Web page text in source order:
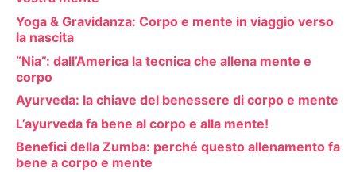
Yoga & Gravidanza: Corpo e mente in viaggio verso
la nascita
“Nia”: dall’America la tecnica che allena mente e
corpo
Ayurveda: la chiave del benessere di corpo e mente
L’ayurveda fa bene al corpo e alla mente!
Benefici della Zumba: perché questo allenamento fa
bene a corpo e mente